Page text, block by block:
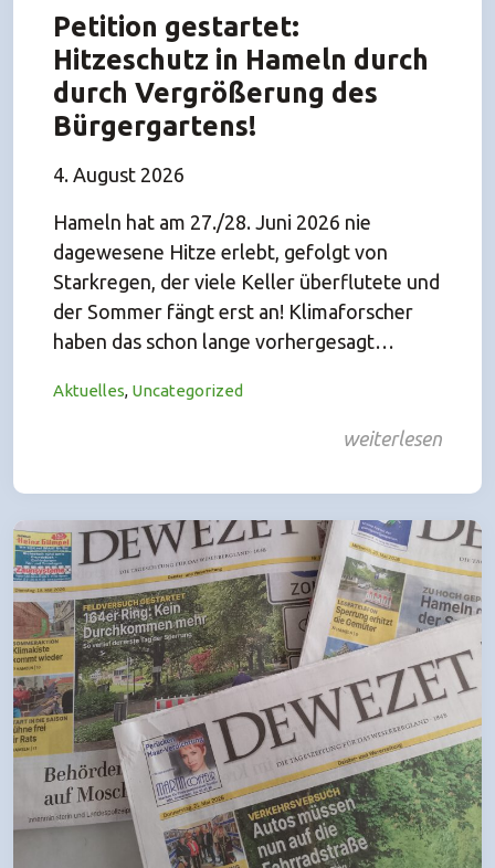
Petition gestartet:
Hitzeschutz in Hameln durch
durch Vergrößerung des
Bürgergartens!
4. August 2026
Hameln hat am 27./28. Juni 2026 nie
dagewesene Hitze erlebt, gefolgt von
Starkregen, der viele Keller überflutete und
der Sommer fängt erst an! Klimaforscher
haben das schon lange vorhergesagt…
Aktuelles, Uncategorized
weiterlesen